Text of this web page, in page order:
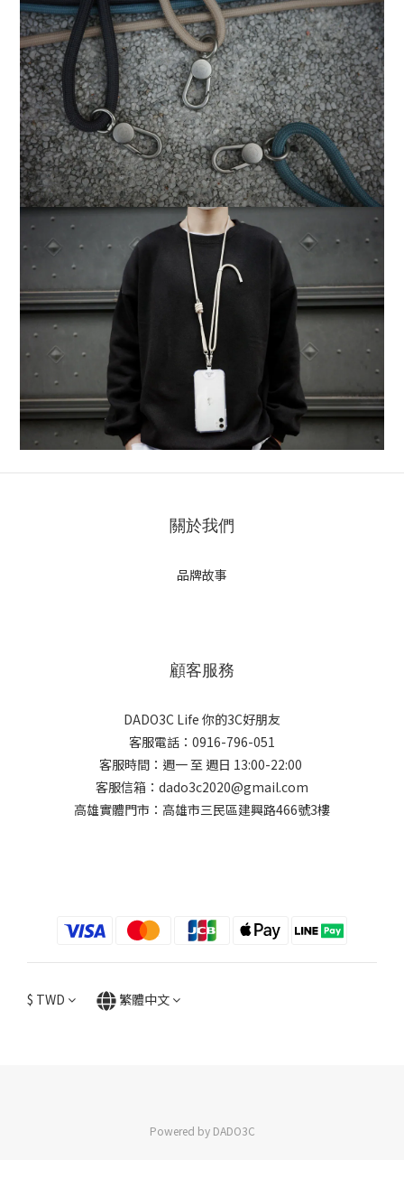
關於我們
品牌故事
顧客服務
DADO3C Life 你的3C好朋友
客服電話：0916-796-051
客服時間：週一 至 週日 13:00-22:00
客服信箱：dado3c2020@gmail.com
高雄實體門市：高雄市三民區建興路466號3樓
$ TWD 繁體中文
Powered by DADO3C